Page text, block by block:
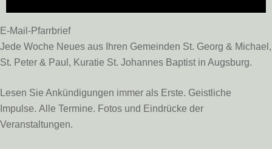
E-Mail-Pfarrbrief
Jede Woche Neues aus Ihren Gemeinden St. Georg & Michael,
St. Peter & Paul, Kuratie St. Johannes Baptist in Augsburg.
Lesen Sie Ankündigungen immer als Erste. Geistliche
Impulse. Alle Termine. Fotos und Eindrücke der
Veranstaltungen.